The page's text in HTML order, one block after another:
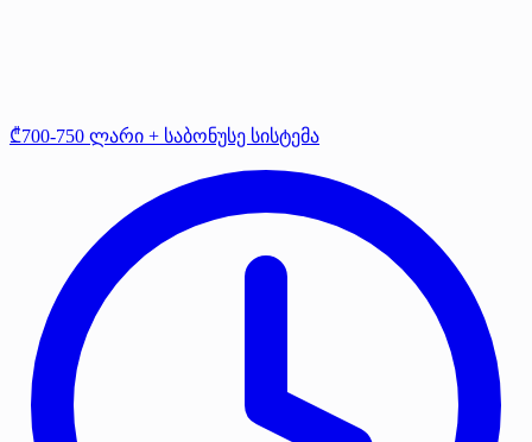
₾700-750 ლარი + საბონუსე სისტემა